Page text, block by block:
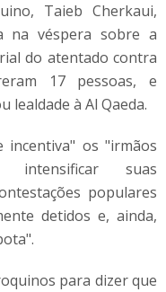
Taieb Cherkaui,
na véspera sobre a
do atentado contra
17 pessoas, e
lealdade à Al Qaeda.
incentiva" os "irmãos
intensificar suas
populares
detidos e, ainda,
para dizer que